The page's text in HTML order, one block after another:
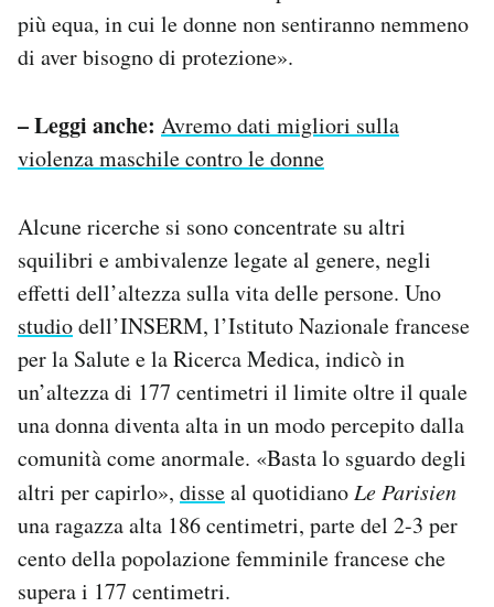
più equa, in cui le donne non sentiranno nemmeno
di aver bisogno di protezione».
– Leggi anche: Avremo dati migliori sulla
violenza maschile contro le donne
Alcune ricerche si sono concentrate su altri
squilibri e ambivalenze legate al genere, negli
effetti dell’altezza sulla vita delle persone. Uno
studiodell’INSERM, l’Istituto Nazionale francese
per la Salute e la Ricerca Medica, indicò in
un’altezza di 177 centimetri il limite oltre il quale
una donna diventa alta in un modo percepito dalla
comunità come anormale. «Basta lo sguardo degli
altri per capirlo», disseal quotidiano Le Parisien
una ragazza alta 186 centimetri, parte del 2-3 per
cento della popolazione femminile francese che
supera i 177 centimetri.